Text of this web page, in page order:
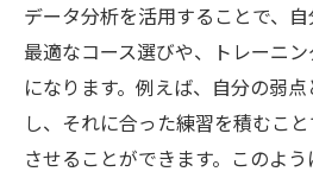
データ分析を活用することで、
最適なコース選びや、トレーニ
になります。例えば、自分の弱
し、それに合った練習を積むこ
させることができます。このよ